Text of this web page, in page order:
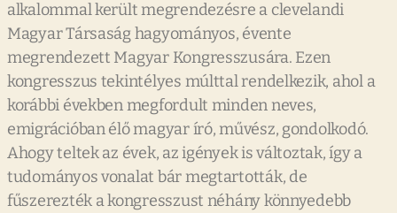
alkalommal került megrendezésre a clevelandi
Magyar Társaság hagyományos, évente
megrendezett Magyar Kongresszusára. Ezen
kongresszus tekintélyes múlttal rendelkezik, ahol a
korábbi években megfordult minden neves,
emigrációban élő magyar író, művész, gondolkodó.
Ahogy teltek az évek, az igények is változtak, így a
tudományos vonalat bár megtartották, de
fűszerezték a kongresszust néhány könnyedebb